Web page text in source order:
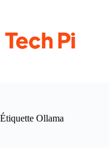
Étiquette Ollama